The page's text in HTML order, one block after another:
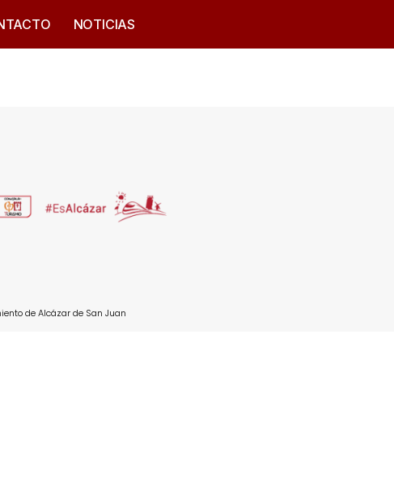
NOTICIAS
de Alcázar de San Juan